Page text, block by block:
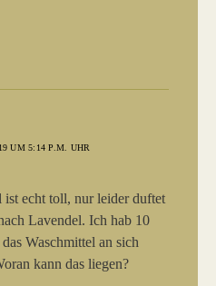
UM 5:14 P.M. UHR
echt toll, nur leider duftet
Lavendel. Ich hab 10
Waschmittel an sich
kann das liegen?